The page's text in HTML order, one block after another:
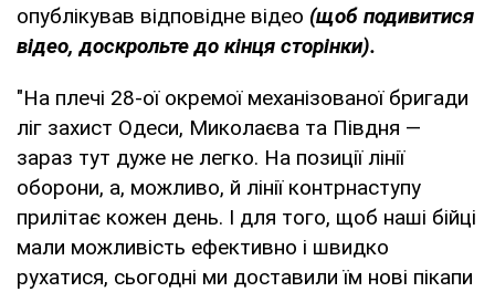
опублікував відповідне відео (щоб подивитися
відео, доскрольте до кінця сторінки).
"На плечі 28-ої окремої механізованої бригади
ліг захист Одеси, Миколаєва та Півдня —
зараз тут дуже не легко. На позиції лінії
оборони, а, можливо, й лінії контрнаступу
прилітає кожен день. І для того, щоб наші бійці
мали можливість ефективно і швидко
рухатися, сьогодні ми доставили їм нові пікапи